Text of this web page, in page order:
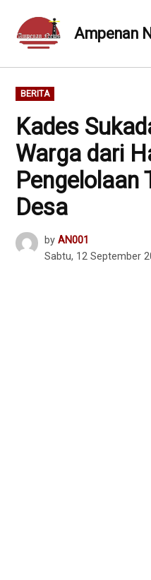
content
Ampenan
POSTED
IN
BERITA
Kades
Warga dari
Pengelolaan
Desa
by AN001
Sabtu, 12 September